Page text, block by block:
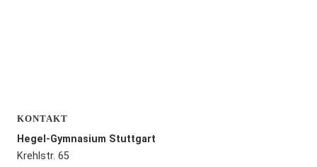
KONTAKT
Hegel-Gymnasium Stuttgart
Krehlstr. 65